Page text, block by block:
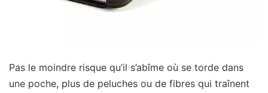
Pas le moindre risque qu’il s’abîme où se torde dans
une poche, plus de peluches ou de fibres qui traînent